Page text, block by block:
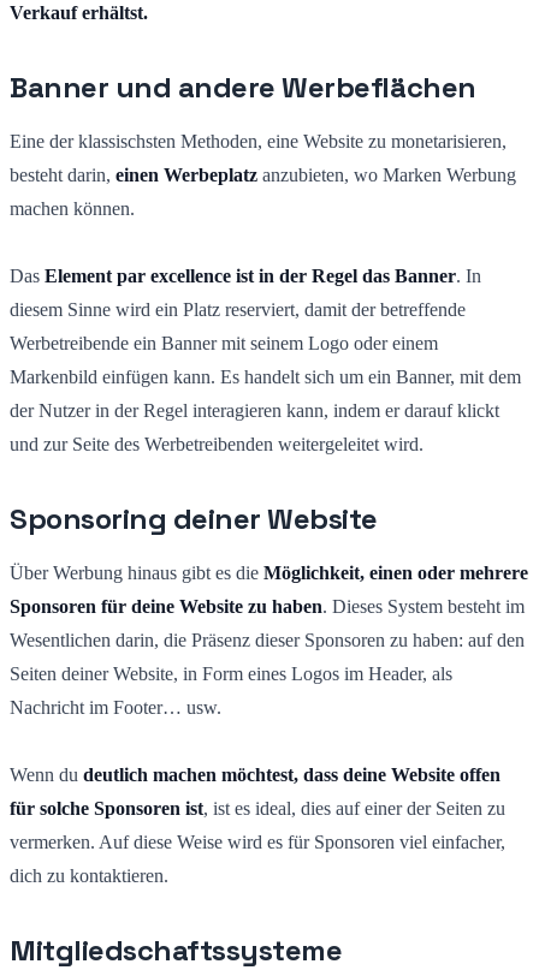
Verkauf erhältst.
Banner und andere Werbeflächen
Eine der klassischsten Methoden, eine Website zu monetarisieren,
besteht darin, einen Werbeplatz anzubieten, wo Marken Werbung
machen können.
Das Element par excellence ist in der Regel das Banner. In
diesem Sinne wird ein Platz reserviert, damit der betreffende
Werbetreibende ein Banner mit seinem Logo oder einem
Markenbild einfügen kann. Es handelt sich um ein Banner, mit dem
der Nutzer in der Regel interagieren kann, indem er darauf klickt
und zur Seite des Werbetreibenden weitergeleitet wird.
Sponsoring deiner Website
Über Werbung hinaus gibt es die Möglichkeit, einen oder mehrere
Sponsoren für deine Website zu haben. Dieses System besteht im
Wesentlichen darin, die Präsenz dieser Sponsoren zu haben: auf den
Seiten deiner Website, in Form eines Logos im Header, als
Nachricht im Footer… usw.
Wenn du deutlich machen möchtest, dass deine Website offen
für solche Sponsoren ist, ist es ideal, dies auf einer der Seiten zu
vermerken. Auf diese Weise wird es für Sponsoren viel einfacher,
dich zu kontaktieren.
Mitgliedschaftssysteme